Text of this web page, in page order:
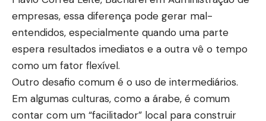
empresas, essa diferença pode gerar mal-
entendidos, especialmente quando uma parte
espera resultados imediatos e a outra vê o tempo
como um fator flexível.
Outro desafio comum é o uso de intermediários.
Em algumas culturas, como a árabe, é comum
contar com um “facilitador” local para construir